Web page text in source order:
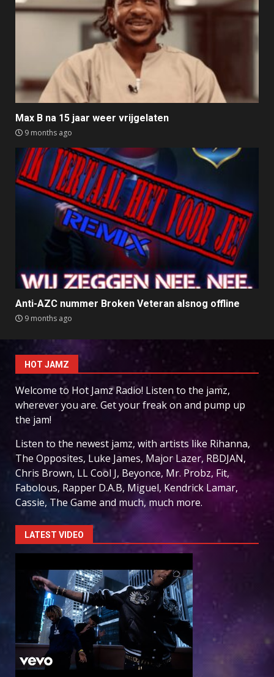
Max B na 15 jaar weer vrijgelaten
9 months ago
Anti-AZC nummer Broken Veteran alsnog offline
9 months ago
HOT JAMZ
Welcome to Hot Jamz Radio! Listen to the jamz,
wherever you are. Get your freak on and pump up
the jam!
Listen to the newest jamz, with artists like Rihanna,
The Opposites, Luke James, Major Lazer, RBDJAN,
Chris Brown, LL Cool J, Beyonce, Mr. Probz, Fit,
Fabolous, Rapper D.A.B, Miguel, Kendrick Lamar,
Cassie, The Game and much, much more.
LATEST VIDEO